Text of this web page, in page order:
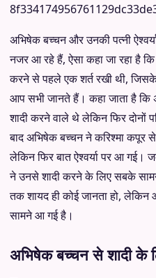
अभिषेक बच्चन और उनकी पत्नी
नजर आ रहे हैं, ऐसा कहा जा रहा है
करने से पहले एक शर्त रखी थी, जिसके
आप सभी जानते हैं। कहा जाता है
शादी करने वाले थे लेकिन फिर दोनों
बाद अभिषेक बच्चन ने करिश्मा कपूर
लेकिन फिर बात ऐश्वर्या पर आ गई।
ने उनसे शादी करने के लिए सबके
तक शायद ही कोई जानता हो,
सामने आ गई है।
अभिषेक बच्चन से शादी के